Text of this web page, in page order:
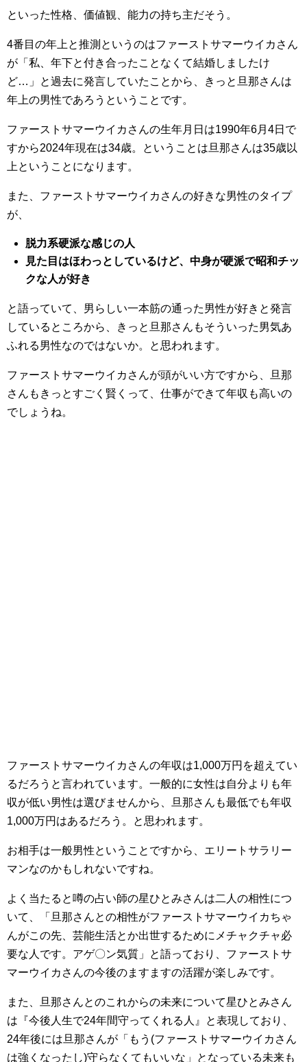
といった性格、価値観、能力の持ち主だそう。
4番目の年上と推測というのはファーストサマーウイカさん
が「私、年下と付き合ったことなくて結婚しましたけ
ど…」と過去に発言していたことから、きっと旦那さんは
年上の男性であろうということです。
ファーストサマーウイカさんの生年月日は1990年6月4日で
すから2024年現在は34歳。ということは旦那さんは35歳以
上ということになります。
また、ファーストサマーウイカさんの好きな男性のタイプ
が、
脱力系硬派な感じの人
見た目はほわっとしているけど、中身が硬派で昭和チッ
クな人が好き
と語っていて、男らしい一本筋の通った男性が好きと発言
しているところから、きっと旦那さんもそういった男気あ
ふれる男性なのではないか。と思われます。
ファーストサマーウイカさんが頭がいい方ですから、旦那
さんもきっとすごく賢くって、仕事ができて年収も高いの
でしょうね。
ファーストサマーウイカさんの年収は1,000万円を超えてい
るだろうと言われています。一般的に女性は自分よりも年
収が低い男性は選びませんから、旦那さんも最低でも年収
1,000万円はあるだろう。と思われます。
お相手は一般男性ということですから、エリートサラリー
マンなのかもしれないですね。
よく当たると噂の占い師の星ひとみさんは二人の相性につ
いて、「旦那さんとの相性がファーストサマーウイカちゃ
んがこの先、芸能生活とか出世するためにメチャクチャ必
要な人です。アゲ〇ン気質」と語っており、ファーストサ
マーウイカさんの今後のますますの活躍が楽しみです。
また、旦那さんとのこれからの未来について星ひとみさん
は『今後人生で24年間守ってくれる人』と表現しており、
24年後には旦那さんが「もう(ファーストサマーウイカさん
は強くなったし)守らなくてもいいな」となっている未来も